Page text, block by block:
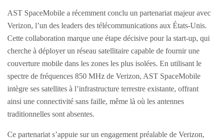
AST SpaceMobile a récemment conclu un partenariat majeur avec
Verizon, l’un des leaders des télécommunications aux États-Unis.
Cette collaboration marque une étape décisive pour la start-up, qui
cherche à déployer un réseau satellitaire capable de fournir une
couverture mobile dans les zones les plus isolées. En utilisant le
spectre de fréquences 850 MHz de Verizon, AST SpaceMobile
intègre ses satellites à l’infrastructure terrestre existante, offrant
ainsi une connectivité sans faille, même là où les antennes
traditionnelles sont absentes.
Ce partenariat s’appuie sur un engagement préalable de Verizon,